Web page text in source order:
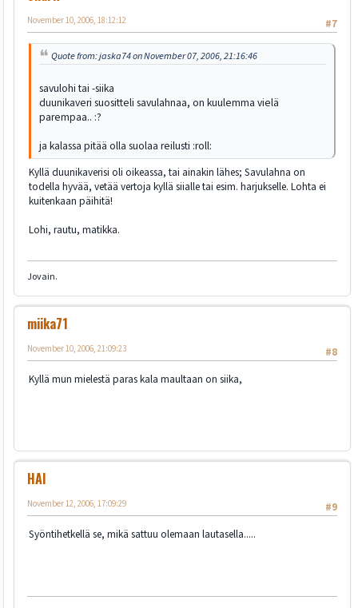
#7
November 10, 2006, 18:12:12
Quote from: jaska74 on November 07, 2006, 21:16:46
savulohi tai -siika
duunikaveri suositteli savulahnaa, on kuulemma vielä
parempaa.. :?
ja kalassa pitää olla suolaa reilusti :roll:
Kyllä duunikaverisi oli oikeassa, tai ainakin lähes; Savulahna on
todella hyvää, vetää vertoja kyllä siialle tai esim. harjukselle. Lohta ei
kuitenkaan päihitä!
Lohi, rautu, matikka.
Jovain.
miika71
#8
November 10, 2006, 21:09:23
Kyllä mun mielestä paras kala maultaan on siika,
HAI
#9
November 12, 2006, 17:09:29
Syöntihetkellä se, mikä sattuu olemaan lautasella.....